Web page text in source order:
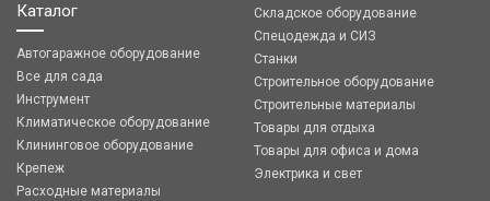
Каталог
Автогаражное оборудование
Все для сада
Инструмент
Климатическое оборудование
Клининговое оборудование
Крепеж
Расходные материалы
Складское оборудование
Спецодежда и СИЗ
Станки
Строительное оборудование
Строительные материалы
Товары для отдыха
Товары для офиса и дома
Электрика и свет